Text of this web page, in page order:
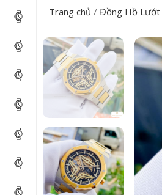
Trang chủ /Đồng Hồ Lướt